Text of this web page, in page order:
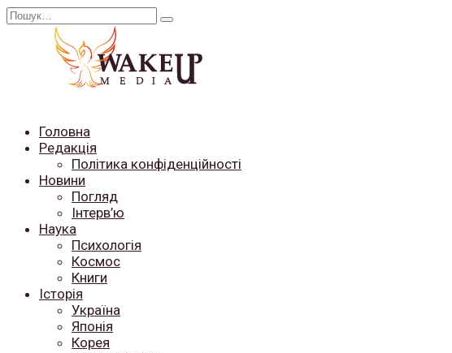
Перейти
Search
Головна
Редакція
Політика конфіденційності
Новини
Погляд
Інтерв’ю
Наука
Психологія
Космос
Книги
Історія
Україна
Японія
Корея